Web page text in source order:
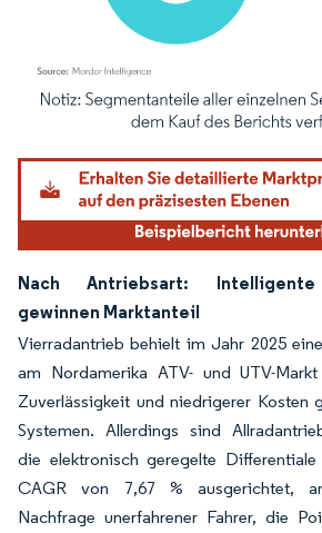
Bild © Mordor Intelligence. Wiederverwendung
Nach Antriebsart: Intelligente
gewinnen Marktanteil
Vierradantrieb behielt im Jahr 2025
am Nordamerika ATV- und UTV-
Zuverlässigkeit und niedrigerer Kosten
Systemen. Allerdings sind
die elektronisch geregelte
CAGR von 7,67 % ausgerichtet,
Nachfrage unerfahrener Fahrer, die